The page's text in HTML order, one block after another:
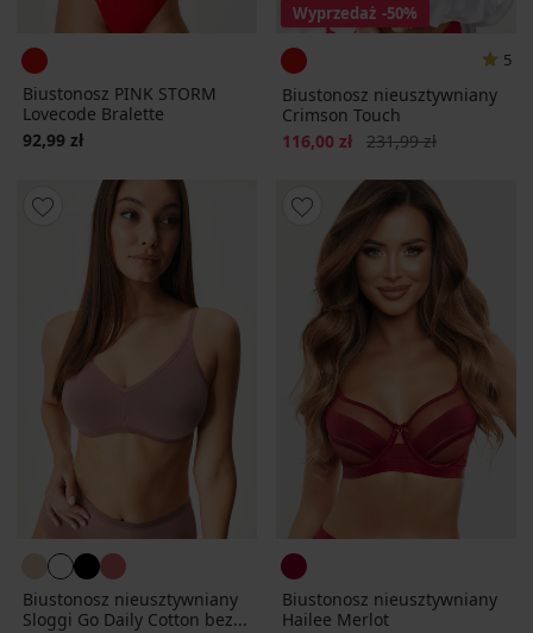
Biustonosz PINK STORM
Lovecode Bralette
92,99 zł
Wyprzedaż -50%
5
Biustonosz nieusztywniany
Crimson Touch
Zniżka
116,00 zł Pierwotna cena
231,99 zł
Biustonosz nieusztywniany
Sloggi Go Daily Cotton bez...
Biustonosz nieusztywniany
Hailee Merlot